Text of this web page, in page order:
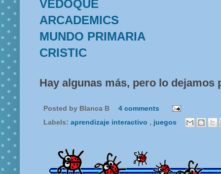
VEDOQUE
ARCADEMICS
MUNDO PRIMARIA
CRISTIC
Hay algunas más, pero lo dejamos
Posted by Blanca B
4 comments
Labels: aprendizaje interactivo , juegos